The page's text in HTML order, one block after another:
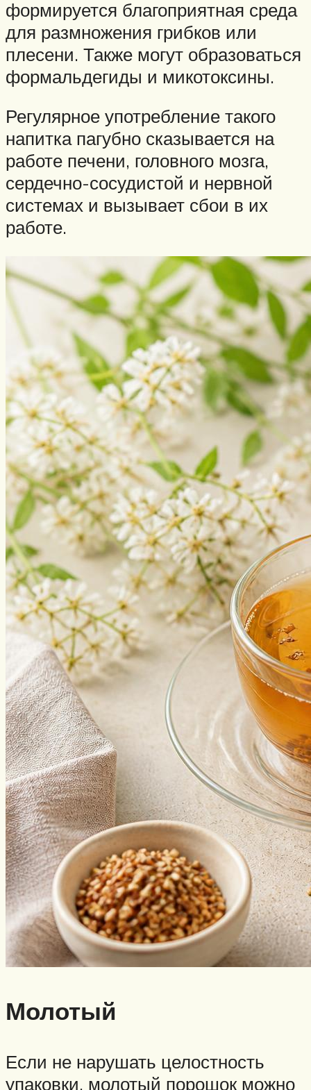
формируется благоприятная среда
для размножения грибков или
плесени. Также могут образоваться
формальдегиды и микотоксины.
Регулярное употребление такого
напитка пагубно сказывается на
работе печени, головного мозга,
сердечно-сосудистой и нервной
системах и вызывает сбои в их
работе.
Молотый
Если не нарушать целостность
упаковки, молотый порошок можно